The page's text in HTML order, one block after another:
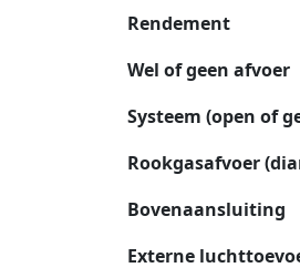
Rendement
Wel of geen afvoer
Systeem (open of
Rookgasafvoer
Bovenaansluiting
Externe